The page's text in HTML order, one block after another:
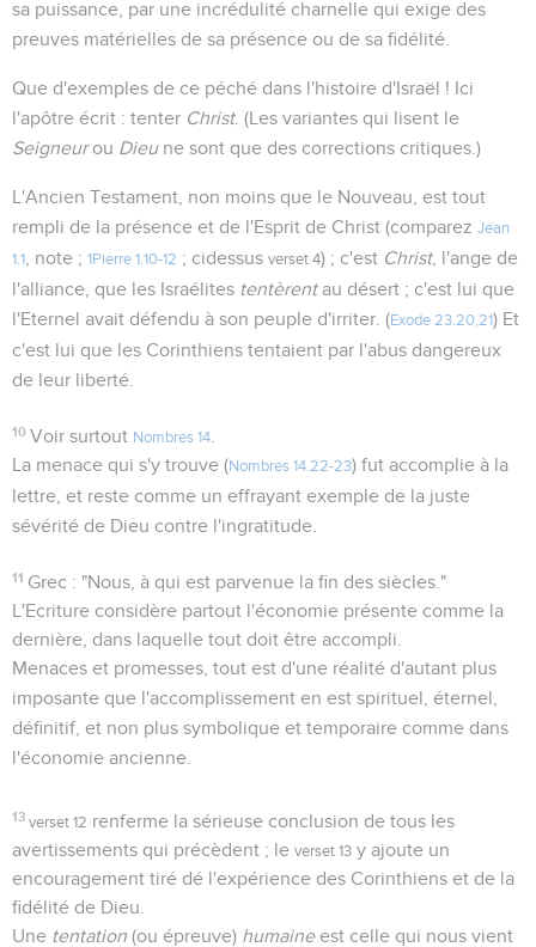
sa puissance, par une incrédulité charnelle qui exige des
preuves matérielles de sa présence ou de sa fidélité.
Que d'exemples de ce péché dans l'histoire d'Israël ! Ici
l'apôtre écrit : tenter Christ. (Les variantes qui lisent le
Seigneurou Dieune sont que des corrections critiques.)
L'Ancien Testament, non moins que le Nouveau, est tout
rempli de la présence et de l'Esprit de Christ (comparez Jean
1.1
, note ; 1Pierre 1.10-12 ; cidessus verset 4) ; c'est Christ, l'ange de
l'alliance, que les Israélites tentèrentau désert ; c'est lui que
l'Eternel avait défendu à son peuple d'irriter. (Exode 23.20,21) Et
c'est lui que les Corinthiens tentaient par l'abus dangereux
de leur liberté.
10 Voir surtout Nombres 14
La menace qui s'y trouve (Nombres 14.22-23) fut accomplie à la
lettre, et reste comme un effrayant exemple de la juste
sévérité de Dieu contre l'ingratitude.
11 Grec : "Nous, à qui est parvenue la fin des siècles."
L'Ecriture considère partout l'économie présente comme la
dernière, dans laquelle tout doit être accompli.
Menaces et promesses, tout est d'une réalité d'autant plus
imposante que l'accomplissement en est spirituel, éternel,
définitif, et non plus symbolique et temporaire comme dans
l'économie ancienne.
13 verset 12 renferme la sérieuse conclusion de tous les
avertissements qui précèdent ; le verset 13 y ajoute un
encouragement tiré dé l'expérience des Corinthiens et de la
fidélité de Dieu.
Une tentation (ou épreuve) humaineest celle qui nous vient